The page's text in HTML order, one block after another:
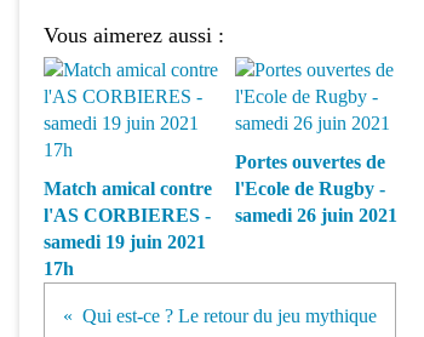
Vous aimerez aussi :
Match amical contre
l'AS CORBIERES -
samedi 19 juin 2021
17h
Portes ouvertes de
l'Ecole de Rugby -
samedi 26 juin 2021
Qui est-ce ? Le retour du jeu mythique